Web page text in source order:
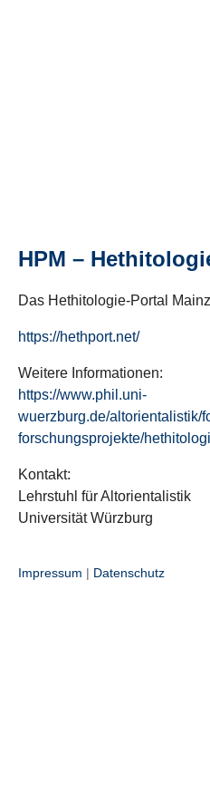
HPM –
Das Hethitologie-Portal
https://hethport.net/
Weitere Informationen:
https://www.phil.uni-
wuerzburg.de/altorientalistik/
forschungsprojekte/
Kontakt:
Lehrstuhl für Altorientalistik
Universität Würzburg
Impressum | Datenschutz